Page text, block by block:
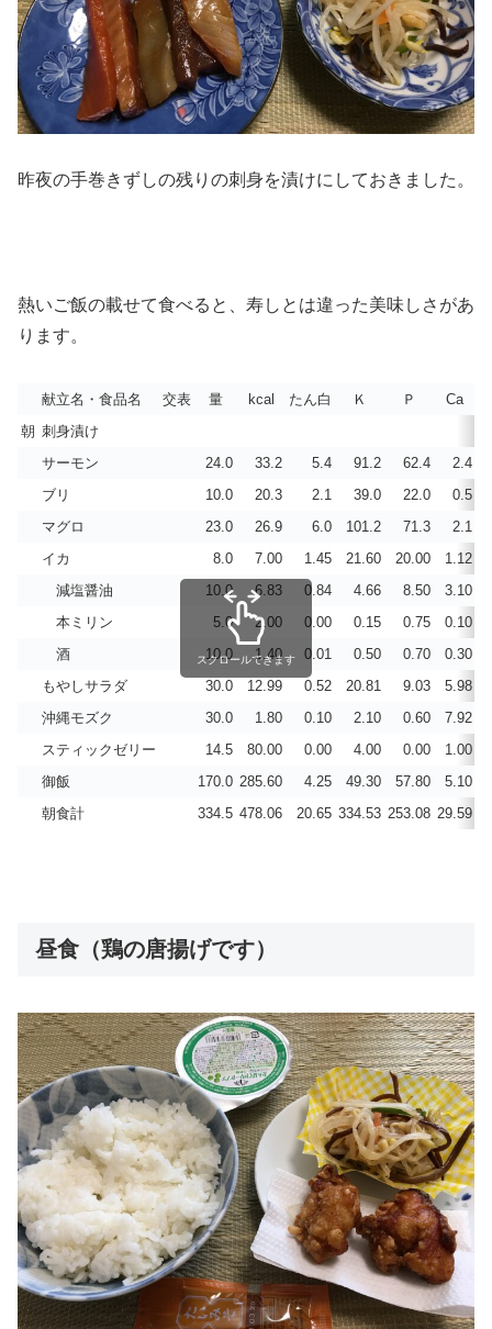
昨夜の手巻きずしの残りの刺身を漬けにしておきました。
熱いご飯の載せて食べると、寿しとは違った美味しさがあ
ります。
献立名・食品名 交表 量 kcal たん白 Ｋ Ｐ Ca
朝 刺身漬け
サーモン
24.0 33.2 5.4 91.2 62.4
2.4
ブリ
10.0 20.3 2.1 39.0 22.0
0.5
マグロ
23.0 26.9 6.0 101.2 71.3
2.1
イカ
8.0 7.00 1.45 21.60 20.00 1.12
減塩醤油
10.0 6.83 0.84 4.66 8.50 3.10
本ミリン
5.0 2.00 0.00 0.15 0.75 0.10
酒
10.0 1.40 0.01 0.50 0.70 0.30
もやしサラダ
30.0 12.99 0.52 20.81 9.03 5.98
沖縄モズク
30.0 1.80 0.10 2.10 0.60 7.92
スティックゼリー
14.5 80.00 0.00 4.00 0.00
1.00
御飯
170.0 285.60 4.25 49.30 57.80 5.10
朝食計
334.5 478.06 20.65 334.53 253.08 29.59
スクロールできます
昼食（鶏の唐揚げです）